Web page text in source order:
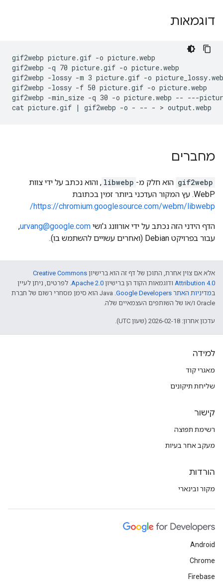
דוגמאות
gif2webp picture.gif -o picture.webp
gif2webp -q 70 picture.gif -o picture.webp
gif2webp -lossy -m 3 picture.gif -o
gif2webp -lossy -f 50 picture.gif -o picture.webp
gif2webp -min_size -q 30 -o picture.webp -- ---
מחברים
gif2webp הוא חלק מ- libwebp , והוא נכתב על ידי צוות
WebP. עץ המקור העדכני ביותר זמין בכתובת
https://chromium.googlesource.com/webm/libwebp/
הדף הידני הזה נכתב על ידי אורוונג ג'ושי urvang@google.com
,
עבור בפרויקט Debian (ואחרים עשויים להשתמש בו).
אלא אם צוין אחרת, התוכן של דף זה הוא ברישיון Creative Commons
Attribution 4.0 ודוגמאות הקוד הן ברישיון Apache 2.0. לפרטים, ניתן לעיין
במדיניות האתר Google Developers‏
.‏ Java הוא סימן מסחרי רשום של חברת
Oracle ו/או של השותפים העצמאיים שלה.
עדכון אחרון: 2026-02-18 (שעון UTC).
למידה
מאגרי קוד
שליחת תיקונים
קישור
רשימת תפוצה
מעקב אחר בעיות
הורדות
מקור ובינארי
Android
Chrome
Firebase